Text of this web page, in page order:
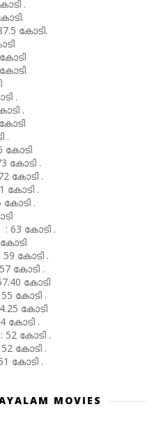
.
.
.
.
.
.
.
.
.
.
.
കോടി
.
കോടി
.
.
.
.
MOVIES